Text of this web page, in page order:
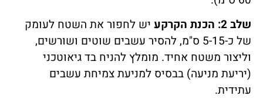
שלב 2: הכנת הקרקע
יש לחפור את השטח לעומק
של כ-5-15 ס"מ, להסיר עשבים שוטים ושורשים,
וליצור משטח אחיד. מומלץ להניח בד גיאוטכני
(יריעת מניעה) בבסיס למניעת צמיחת עשבים
עתידית.